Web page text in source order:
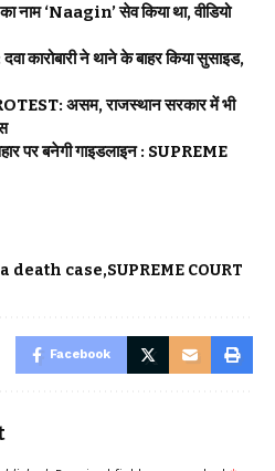
‘Naagin’ सेव किया था, वीडियो
ने थाने के बाहर किया सुसाइड,
असम, राजस्थान सरकार में भी
पर बनेगी गाइडलाइन : SUPREME
death case SUPREME COURT
Facebook